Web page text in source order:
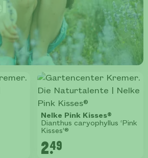
Nelke Pink Kisses®
Dianthus caryophyllus ‘Pink
Kisses’®
2.49